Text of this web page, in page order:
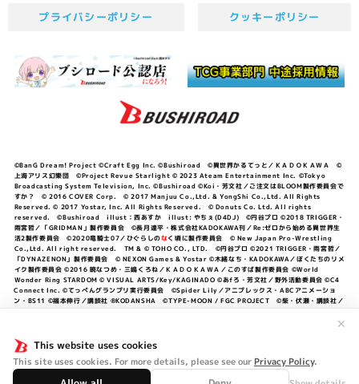
This website uses cookies
This site uses cookies. For more details, please see our Privacy Policy.
✕
プライバシーポリシー クッキーポリシー
©BanG Dream! Project ©Craft Egg Inc. ©Bushiroad ©異世界かるてっと／ＫＡＤＯＫＡＷＡ ©
上海アリス幻樂団 ©Project Revue Starlight © 2023 Ateam Entertainment Inc. ©Tokyo
Broadcasting System Television, Inc. ©Bushiroad ©Koi・芳文社／ご注文はBLOOM製作委員会で
すか？ © 2016 COVER Corp. © 2017 Manjuu Co.,Ltd. & YongShi Co.,Ltd. All Rights
Reserved. © 2017 Yostar, Inc. All Rights Reserved. © Donuts Co. Ltd. All rights
reserved. ©Bushiroad illust：西あすか illust: やちぇ(D4DJ) ©円谷プロ ©2018 TRIGGER・
雨宮哲／「GRIDMAN」製作委員会 ©長月達平・株式会社KADOKAWA刊／Re:ゼロから始める異世界生
活2製作委員会 ©2020竜騎士07／ひぐらしのなく頃に製作委員会 © New Japan Pro-Wrestling
Co.,Ltd. All right reserved. TM & © TOHO CO., LTD. ©円谷プロ ©2021 TRIGGER・雨宮哲／
「DYNAZENON」製作委員会 © NEXON Games & Yostar ©木緒なち・KADOKAWA／ぼくたちのリメ
イク製作委員会 ©2016 暁なつめ・三嶋くろね／ＫＡＤＯＫＡＷＡ／このすば製作委員会 ©World
Wonder Ring STARDOM © VISUAL ARTS/Key/KAGINADO ©あfろ・芳文社／野外活動委員会 ©C4
Connect Inc. ©てっぺんグランプリ実行委員会 ©Spider Lily／アニプレックス・ABCアニメーショ
ン・BS11 ©福本伸行／講談社 ®KODANSHA ©TYPE-MOON / FGC PROJECT ©柴・伏瀬・講談社／
©中村力斗・野澤ゆき子／集英社・君のことが大大大大大好きな製作委員会 ©IIS-P／ぽんのみち製作委
員会 ©円谷プロ ©2023 TRIGGER・雨宮哲／「劇場版グリッドマンユニバース」製作委員会 © NEXON
Games／アビドス商店街 ©プロジェクトラブライブ！蓮ノ空女学院スクールアイドルクラブ ©「勇気爆
発バーンブレイバーン」製作委員会